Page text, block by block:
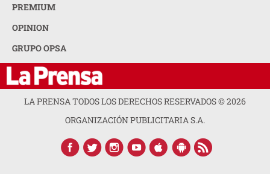
PREMIUM
OPINION
GRUPO OPSA
LA PRENSA TODOS LOS DERECHOS RESERVADOS ©2026
ORGANIZACIÓN PUBLICITARIA S.A.